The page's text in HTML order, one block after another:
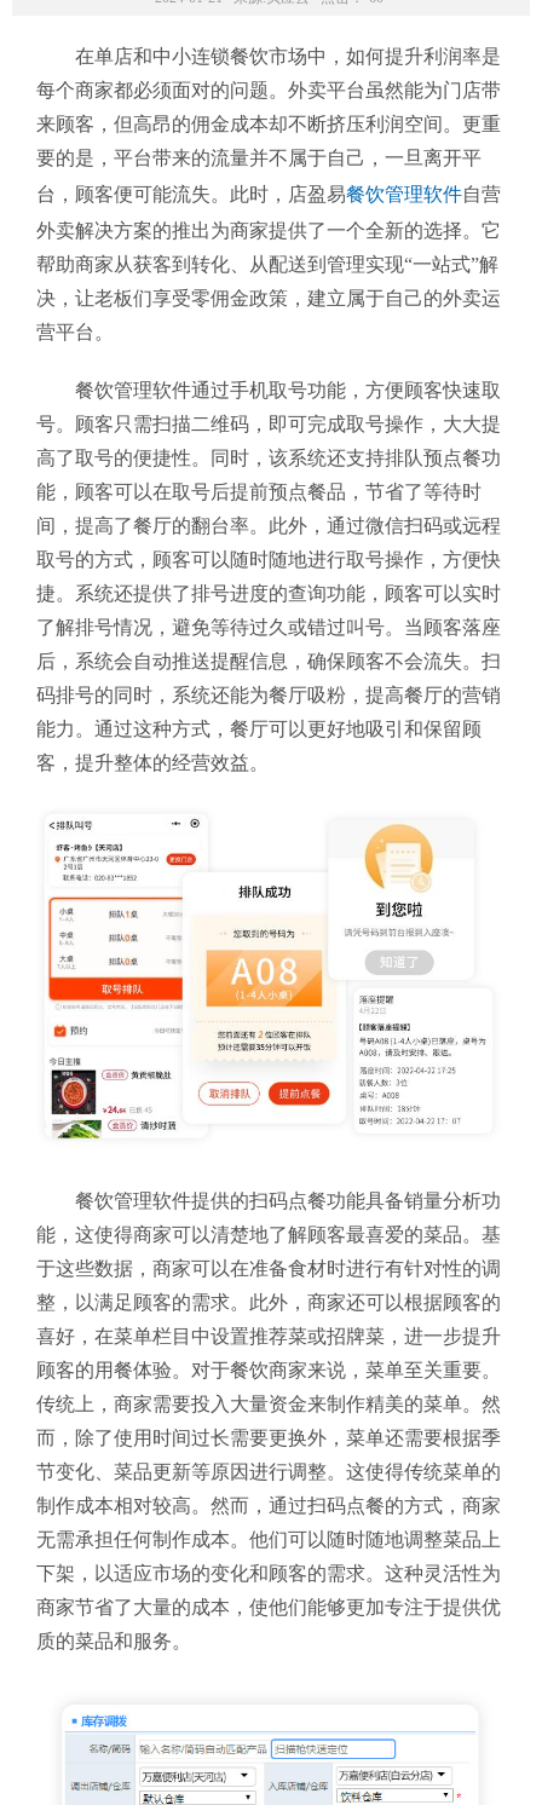
在单店和中小连锁餐饮市场中，如何提升利润率是
每个商家都必须面对的问题。外卖平台虽然能为门店带
来顾客，但高昂的佣金成本却不断挤压利润空间。更重
要的是，平台带来的流量并不属于自己，一旦离开平
台，顾客便可能流失。此时，店盈易餐饮管理软件自营
外卖解决方案的推出为商家提供了一个全新的选择。它
帮助商家从获客到转化、从配送到管理实现“一站式”解
决，让老板们享受零佣金政策，建立属于自己的外卖运
营平台。
餐饮管理软件通过手机取号功能，方便顾客快速取
号。顾客只需扫描二维码，即可完成取号操作，大大提
高了取号的便捷性。同时，该系统还支持排队预点餐功
能，顾客可以在取号后提前预点餐品，节省了等待时
间，提高了餐厅的翻台率。此外，通过微信扫码或远程
取号的方式，顾客可以随时随地进行取号操作，方便快
捷。系统还提供了排号进度的查询功能，顾客可以实时
了解排号情况，避免等待过久或错过叫号。当顾客落座
后，系统会自动推送提醒信息，确保顾客不会流失。扫
码排号的同时，系统还能为餐厅吸粉，提高餐厅的营销
能力。通过这种方式，餐厅可以更好地吸引和保留顾
客，提升整体的经营效益。
餐饮管理软件提供的扫码点餐功能具备销量分析功
能，这使得商家可以清楚地了解顾客最喜爱的菜品。基
于这些数据，商家可以在准备食材时进行有针对性的调
整，以满足顾客的需求。此外，商家还可以根据顾客的
喜好，在菜单栏目中设置推荐菜或招牌菜，进一步提升
顾客的用餐体验。 对于餐饮商家来说，菜单至关重要。
传统上，商家需要投入大量资金来制作精美的菜单。然
而，除了使用时间过长需要更换外，菜单还需要根据季
节变化、菜品更新等原因进行调整。这使得传统菜单的
制作成本相对较高。然而，通过扫码点餐的方式，商家
无需承担任何制作成本。他们可以随时随地调整菜品上
下架，以适应市场的变化和顾客的需求。这种灵活性为
商家节省了大量的成本，使他们能够更加专注于提供优
质的菜品和服务。